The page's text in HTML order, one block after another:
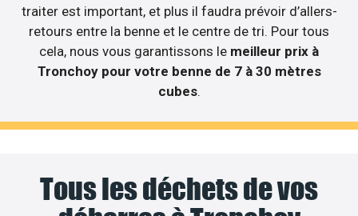
traiter est important, et plus il faudra prévoir d’allers-
retours entre la benne et le centre de tri. Pour tous
cela, nous vous garantissons le meilleur prix à
Tronchoy pour votre benne de 7 à 30 mètres
cubes.
Tous les déchets de vos